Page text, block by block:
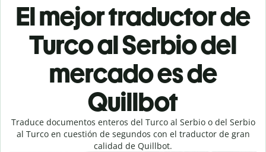
El mejor traductor de
Turco al Serbio del
mercado es de
Quillbot
Traduce documentos enteros del Turco al Serbio o del Serbio
al Turco en cuestión de segundos con el traductor de gran
calidad de Quillbot.